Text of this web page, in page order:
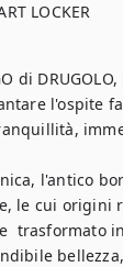
LOCKER
di
l'ospite
l'antico
le cui origini
trasformato